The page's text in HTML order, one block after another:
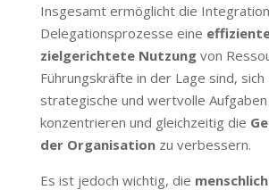
Insgesamt ermöglicht die
Delegationsprozesse eine
zielgerichtete Nutzungvon
Führungskräfte in der Lage sind, sich
strategische und wertvolle Aufgaben
konzentrieren und gleichzeitig die
der Organisationzu verbessern.
Es ist jedoch wichtig, die